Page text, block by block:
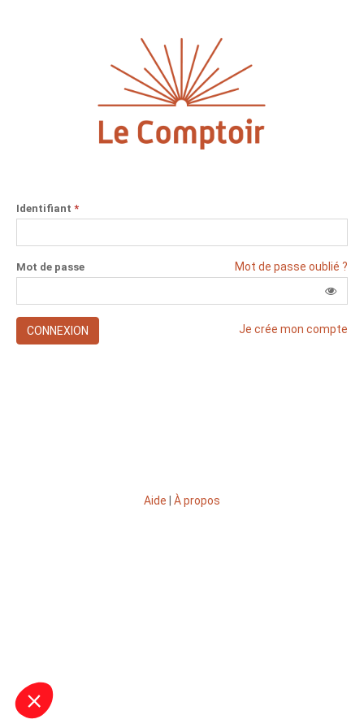
Identifiant *
Mot de passe oublié ?
Mot de passe
CONNEXION Je crée mon compte
Aide À propos